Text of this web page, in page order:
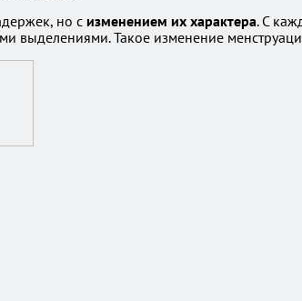
но с изменением их характера. С
выделениями. Такое изменение